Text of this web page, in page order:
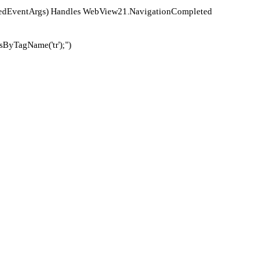
Handles WebView21.NavigationCompleted